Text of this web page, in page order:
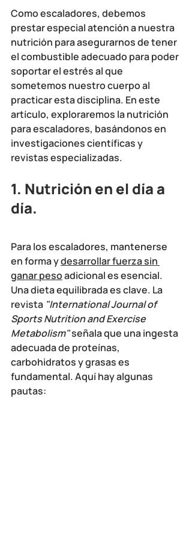
Como escaladores, debemos
prestar especial atención a nuestra
nutrición para asegurarnos de tener
el combustible adecuado para poder
soportar el estrés al que
sometemos nuestro cuerpo al
practicar esta disciplina. En este
artículo, exploraremos la nutrición
para escaladores, basándonos en
investigaciones científicas y
revistas especializadas.
1. Nutrición en el día a
día.
Para los escaladores, mantenerse
en forma y desarrollar fuerza sin
ganar peso adicional es esencial.
Una dieta equilibrada es clave. La
revista "International Journal of
Sports Nutrition and Exercise
Metabolism" señala que una ingesta
adecuada de proteínas,
carbohidratos y grasas es
fundamental. Aquí hay algunas
pautas: